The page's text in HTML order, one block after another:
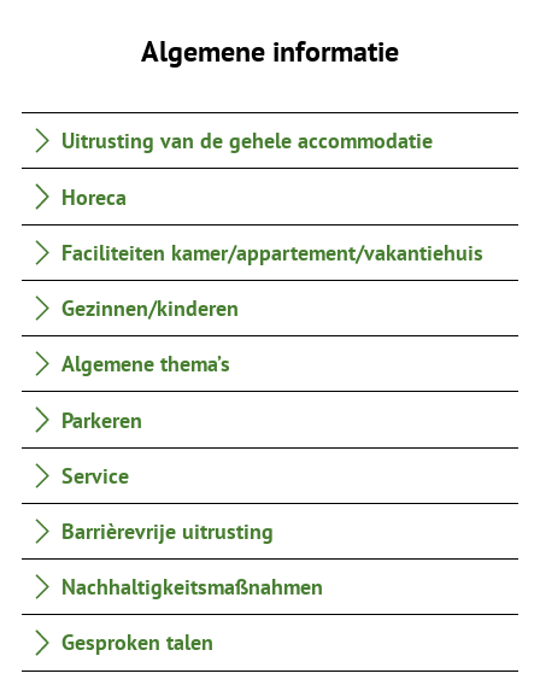
Algemene informatie
Uitrusting van de gehele accommodatie
Horeca
Faciliteiten kamer/appartement/vakantiehuis
Gezinnen/kinderen
Algemene thema’s
Parkeren
Service
Barrièrevrije uitrusting
Nachhaltigkeitsmaßnahmen
Gesproken talen